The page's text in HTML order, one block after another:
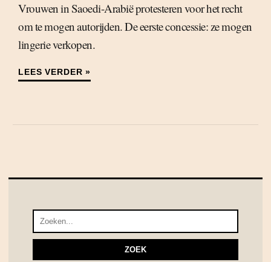
Vrouwen in Saoedi-Arabië protesteren voor het recht
om te mogen autorijden. De eerste concessie: ze mogen
lingerie verkopen.
LEES VERDER »